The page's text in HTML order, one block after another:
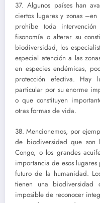
37. Algunos países han
ciertos lugares y zonas
prohíbe toda
fisonomía o alterar su
biodiversidad, los
especial atención a las
en especies endémicas,
protección efectiva. Hay
particular por su enorme
o que constituyen
otras formas de vida.
38. Mencionemos, por
de biodiversidad que son
Congo, o los grandes
importancia de esos
futuro de la humanidad.
tienen una biodiversidad
imposible de reconocer